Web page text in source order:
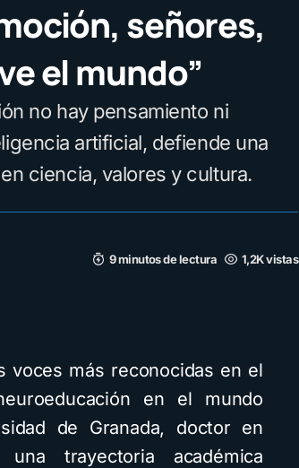
señores,
el mundo”
no hay pensamiento ni
artificial, defiende una
ciencia, valores y cultura.
9 minutos de lectura
1,2K vistas
voces más reconocidas en el
en el mundo
de Granada, doctor en
trayectoria académica